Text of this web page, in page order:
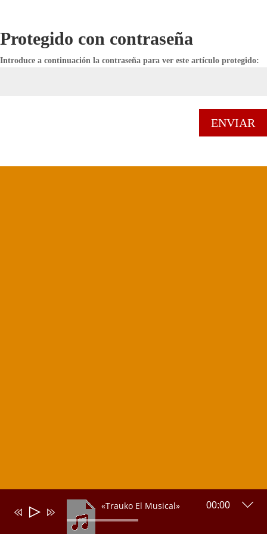
Protegido con contraseña
Introduce a continuación la contraseña para ver este artículo protegido:
ENVIAR
«Trauko El Musical»
Reproductor
00:00